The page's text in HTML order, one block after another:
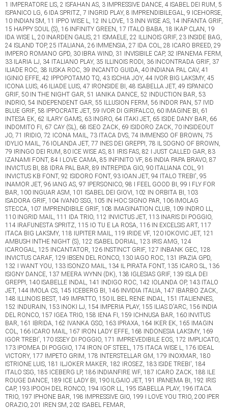
1 IMPERATORE LIS, 2 ISFAHAN AS, 3 IMPRESSIVE DANCE, 4 ISABEL DEI RUM, 5
ISPANICO LG, 6 IDA SPRITZ, 7 INGRID PLAY, 8 IMPRENDIBILEGAL, 9 ICEHORSE,
10 INDIAN SM, 11 IPPO WISE L, 12 IN LOVE, 13 INN WISE AS, 14 INFANTA GRIF,
15 HAPPY SOUL (S), 16 INFINITY GREEN, 17 ITALO BABA, 18 IKAP CLAN, 19
IDA WISE L, 20 INARDEN GALIS, 21 ISMAELE, 22 ILLINOIS GRIF, 23 INSIDE BAG,
24 ISLAND TOP, 25 ITALIANA, 26 IMMENSIA, 27 IDA COL, 28 ICARO BREED, 29
IMPERO ROMANO GPD, 30 IBRA WIND, 31 INVISIBILE CAP, 32 IPANEMA FERM,
33 ILARIA LJ, 34 ITALIANO PLAY, 35 ILLINOIS RODI, 36 INCONTRADA GRIF, 37
ILIADE ROC, 38 IUSKA ROC, 39 INCANTO GUIDA, 40 INDIANA PAL CAV, 41
IGINIO EFFE, 42 IPPOPOTAMO TQ, 43 ISCHIA JOY, 44 IVOR BIG LAKSMY, 45
ICONA LUIS, 46 ILIADE LUIS, 47 IRONSIDE BI, 48 ISABELLA JET, 49 ISPANICO
GRIF, 50 IN THE NIGHT GAR, 51 IANIKA DANCE, 52 INDUCTION BAR, 53
INDRIO, 54 INDEPENDENT GAR, 55 ILLUSION FERM, 56 INDOR PAN, 57 IVID
BLUE GRIF, 58 IPPOCRATE JET, 59 IVOR DI GIRIFALCO, 60 IMAGINE BI, 61
INTESA EK, 62 ILARY GAMS, 63 INGRO, 64 ITAKI JET, 65 ISIDE DANY BAR, 66
INDOMITO FI, 67 CAY (SL), 68 ISEO ZACK, 69 ISIDORO ZACK, 70 INSIDEOUT
JO, 71 IRIDIO, 72 ICONA MAIL, 73 ITACA DVS, 74 IMMENSO OF BROWN, 75
IDYLIO MAIL, 76 IOLANDA JET, 77 INES DEI GREPPI, 78 IL SOGNO OF BROWN,
79 IRINGO DEI RUM, 80 ICE WISE AS, 81 IRIS FAS, 82 I JUST CALLED GAR, 83
IZANAMI FONT, 84 I LOVE CAMA, 85 INFINITO VF, 86 INDIA PAPA BRAVO, 87
INVICTUS BI, 88 IDRA PAL BAR, 89 INTREPIDA GIO, 90 ITALIANA COL, 91
INVICTUS KB FONT, 92 ISIDORO FONT, 93 IOAN JET, 94 ITALO TREBI', 95
INAMOR JET, 96 IANG AS, 97 IPERSONICO, 98 I FEEL GOOD BI, 99 I FLY FOR
BAR, 100 INGUAR ASM, 101 ISABEL DEI GIOVI, 102 IN ORBITA BI, 103
ISADORA GRIF, 104 IVANO SSG, 105 IN HOC SIGNO PAR, 106 IMOLAG
STECCA, 107 IMPRENDIBILE GRIF, 108 IMAGINATION CLUB, 109 INDRO LL,
110 INGRID MAIL, 111 IDA TRIO, 112 INVICTUS JET, 113 INARIS DI POGGIO,
114 IRAFUNESTA SPRITZ, 115 IO TU E LA ROSA, 116 IN EXCELSIS ART, 117
ITACA BIG LAKSMY, 118 IUPITER MAIL, 119 IRIDE VF, 120 IOKOVIC JET, 121
AMBUSH INTHE NIGHT (S), 122 ISABEL DORIAL, 123 IRIS AMG, 124
ICAROGAL, 125 INCANTATOR, 126 INSTINCT GRIF, 127 INBANK GEC, 128
INVICTUS CARAF, 129 IBSEN DEL RONCO, 130 IAGO ROC, 131 IPAZIA GPD,
132 I WANT YOU, 133 ISONZO MAIL, 134 IL PIRATA FONT, 135 ICARO SL, 136
ISIGNY DANCE, 137 MEERA WYNN (DK), 138 IGLESIAS GRIF, 139 ISLA DEI
GREPPI, 140 ISABELLE INDAL, 141 INDIGO ROC, 142 IOLANDA OP, 143 ITALO
JET, 144 IMOLA CS, 145 ICEBERG BI, 146 INVIDIA ITALIA, 147 IBARBO ZACK,
148 ILLINOIS BEST, 149 IMPATTO, 150 IL BEL RENE INDAL, 151 ITALIENNES,
152 INDURAIN, 153 INOKI LJ, 154 IMPERIA PLAY, 155 ILIAS D'ARC, 156 INDIA
DEL RONCO, 157 IGEA TRIO, 158 IENA FI, 159 ICHNUSA BAR, 160 INVITUS
BAR, 161 IBRIDA, 162 IVANKA GSO, 163 IPRAXA, 164 IKER EK, 165 IMAGIN
COL, 166 ICARO MAIL, 167 IRON LADY EFFE, 168 INDONESIA LAKSMY, 169
IGOR TREBI', 170 ISSEY DI POGGIO, 171 IMPREVEDIBILE EOS, 172 IMPLICATO,
173 IPOMEA DI POGGIO, 174 IRON OF STEEL, 175 ITACA WISE L, 176 IDEAL
VICTORY, 177 IMPETO GRIM, 178 INTERSTELLAR GM, 179 INOXMAR, 180
ISTRIONE LUIS, 181 ILJOKER MAKER, 182 IROSEZ, 183 ISIDE TREBI', 184
ITALO SSG, 185 ICEBERG LP, 186 INDIANFIRE WF, 187 ICARO ZACK, 188 ILE
ROUGE DANCE, 189 ICE LADY BI, 190 ILGAIO JET, 191 IPANEMA BI, 192 IRIS
CAP, 193 IPOOH DEL RONCO, 194 IGOR LL, 195 ISABELLA PLAY, 196 ITACA
TRIO, 197 IPHONE BAR, 198 IMPRESSIVE GIO, 199 I LOVE YOU TRIO, 200 IPER
ORAZIO, 201 IREN SM, 202 ISABEL FEMAR,